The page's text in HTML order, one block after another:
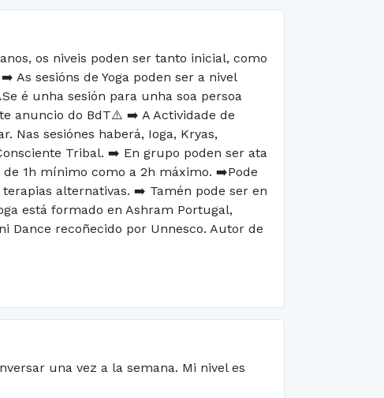
os niveis poden ser tanto inicial, como
As sesións de Yoga poden ser a nivel
é unha sesión para unha soa persoa
anuncio do BdT⚠️ ➡️ A Actividade de
Nas sesiónes haberá, Ioga, Kryas,
Tribal. ➡️ En grupo poden ser ata
1h mínimo como a 2h máximo. ➡️Pode
alternativas. ➡️ Tamén pode ser en
está formado en Ashram Portugal,
Dance recoñecido por Unnesco. Autor de
una vez a la semana. Mi nivel es